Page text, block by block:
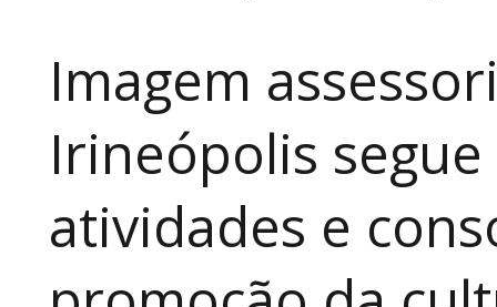
Imagem
Irineópolis
atividades e